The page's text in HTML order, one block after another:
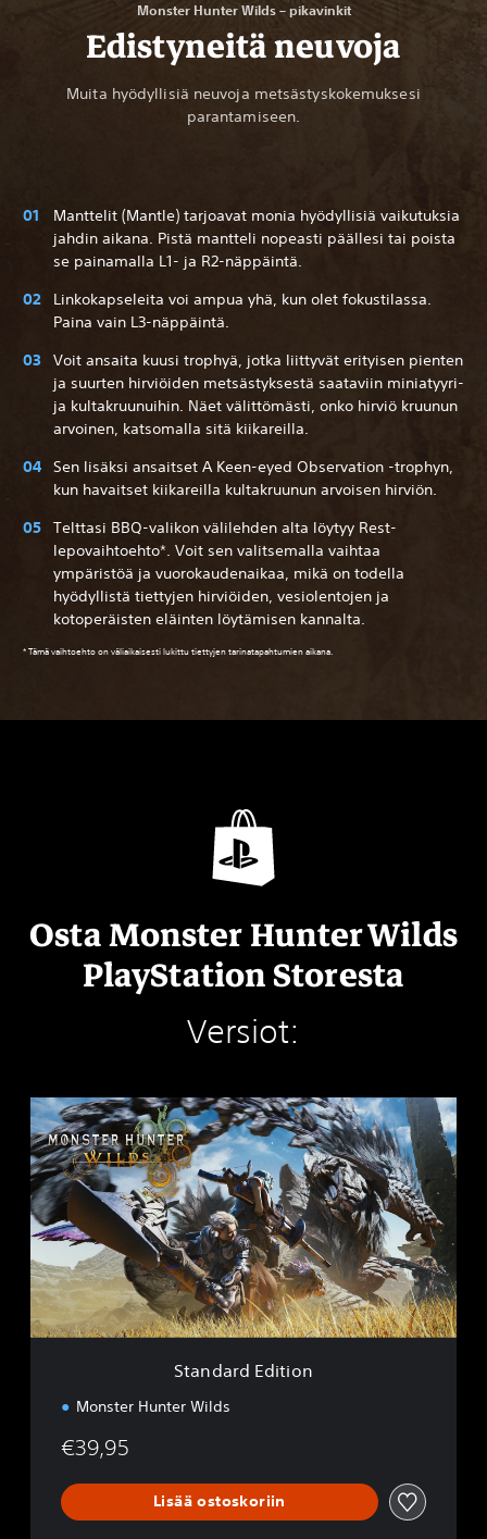
Monster Hunter Wilds – pikavinkit
Edistyneitä neuvoja
Muita hyödyllisiä neuvoja metsästyskokemuksesi
parantamiseen.
Manttelit (Mantle) tarjoavat monia hyödyllisiä vaikutuksia
jahdin aikana. Pistä mantteli nopeasti päällesi tai poista
se painamalla L1- ja R2-näppäintä.
Linkokapseleita voi ampua yhä, kun olet fokustilassa.
Paina vain L3-näppäintä.
Voit ansaita kuusi trophyä, jotka liittyvät erityisen pienten
ja suurten hirviöiden metsästyksestä saataviin miniatyyri-
ja kultakruunuihin. Näet välittömästi, onko hirviö kruunun
arvoinen, katsomalla sitä kiikareilla.
Sen lisäksi ansaitset A Keen-eyed Observation -trophyn,
kun havaitset kiikareilla kultakruunun arvoisen hirviön.
Telttasi BBQ-valikon välilehden alta löytyy Rest-
lepovaihtoehto*. Voit sen valitsemalla vaihtaa
ympäristöä ja vuorokaudenaikaa, mikä on todella
hyödyllistä tiettyjen hirviöiden, vesiolentojen ja
kotoperäisten eläinten löytämisen kannalta.
* Tämä vaihtoehto on väliaikaisesti lukittu tiettyjen tarinatapahtumien aikana.
Osta Monster Hunter Wilds
PlayStation Storesta
Versiot:
S
t
a
n
d
a
r
E
d
t
Standard Edition
Monster Hunter Wilds
€39,95
Lisää ostoskoriin